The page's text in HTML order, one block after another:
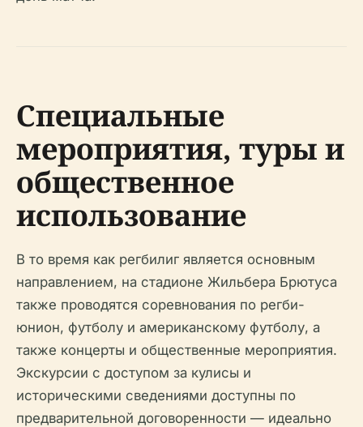
Специальные
мероприятия, туры и
общественное
использование
В то время как регбилиг является основным
направлением, на стадионе Жильбера Брютуса
также проводятся соревнования по регби-
юнион, футболу и американскому футболу, а
также концерты и общественные мероприятия.
Экскурсии с доступом за кулисы и
историческими сведениями доступны по
предварительной договоренности — идеально